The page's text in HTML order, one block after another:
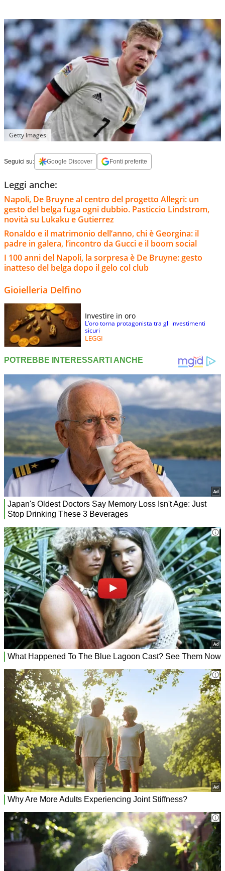
Getty Images
Seguici su: Google Discover Fonti preferite
Leggi anche:
Napoli, De Bruyne al centro del progetto Allegri: un
gesto del belga fuga ogni dubbio. Pasticcio Lindstrom,
novità su Lukaku e Gutierrez
Ronaldo e il matrimonio dell’anno, chi è Georgina: il
padre in galera, l’incontro da Gucci e il boom social
I 100 anni del Napoli, la sorpresa è De Bruyne: gesto
inatteso del belga dopo il gelo col club
Gioielleria Delfino
Investire in oro
L’oro torna protagonista tra gli investimenti
sicuri
LEGGI